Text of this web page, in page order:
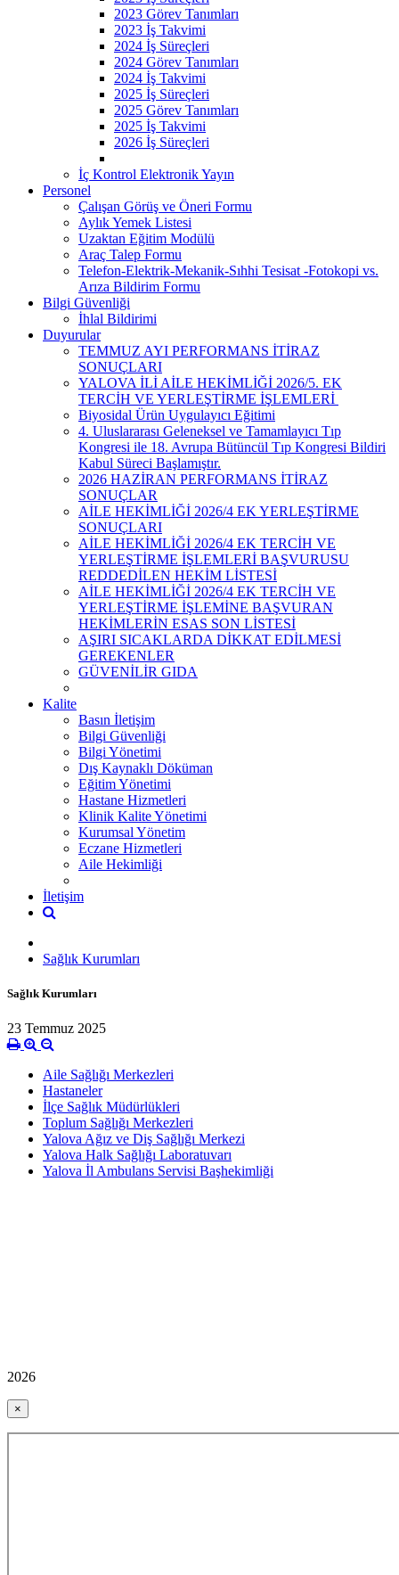
2023 Görev Tanımları
2023 İş Takvimi
2024 İş Süreçleri
2024 Görev Tanımları
2024 İş Takvimi
2025 İş Süreçleri
2025 Görev Tanımları
2025 İş Takvimi
2026 İş Süreçleri
İç Kontrol Elektronik Yayın
Personel
Çalışan Görüş ve Öneri Formu
Aylık Yemek Listesi
Uzaktan Eğitim Modülü
Araç Talep Formu
Telefon-Elektrik-Mekanik-Sıhhi Tesisat -Fotokopi vs.
Arıza Bildirim Formu
Bilgi Güvenliği
İhlal Bildirimi
Duyurular
TEMMUZ AYI PERFORMANS İTİRAZ
SONUÇLARI
YALOVA İLİ AİLE HEKİMLİĞİ 2026/5. EK
TERCİH VE YERLEŞTİRME İŞLEMLERİ ​
Biyosidal Ürün Uygulayıcı Eğitimi
4. Uluslararası Geleneksel ve Tamamlayıcı Tıp
Kongresi ile 18. Avrupa Bütüncül Tıp Kongresi Bildiri
Kabul Süreci Başlamıştır.
2026 HAZİRAN PERFORMANS İTİRAZ
SONUÇLAR
AİLE HEKİMLİĞİ 2026/4 EK YERLEŞTİRME
SONUÇLARI
AİLE HEKİMLİĞİ 2026/4 EK TERCİH VE
YERLEŞTİRME İŞLEMLERİ BAŞVURUSU
REDDEDİLEN HEKİM LİSTESİ
AİLE HEKİMLİĞİ 2026/4 EK TERCİH VE
YERLEŞTİRME İŞLEMİNE BAŞVURAN
HEKİMLERİN ESAS SON LİSTESİ
AŞIRI SICAKLARDA DİKKAT EDİLMESİ
GEREKENLER
GÜVENİLİR GIDA
Kalite
Basın İletişim
Bilgi Güvenliği
Bilgi Yönetimi
Dış Kaynaklı Döküman
Eğitim Yönetimi
Hastane Hizmetleri
Klinik Kalite Yönetimi
Kurumsal Yönetim
Eczane Hizmetleri
Aile Hekimliği
İletişim
Sağlık Kurumları
Sağlık Kurumları
23 Temmuz 2025
Aile Sağlığı Merkezleri
Hastaneler
İlçe Sağlık Müdürlükleri
Toplum Sağlığı Merkezleri
Yalova Ağız ve Diş Sağlığı Merkezi
Yalova Halk Sağlığı Laboratuvarı
Yalova İl Ambulans Servisi Başhekimliği
2026
×